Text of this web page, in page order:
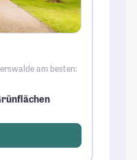
am besten: